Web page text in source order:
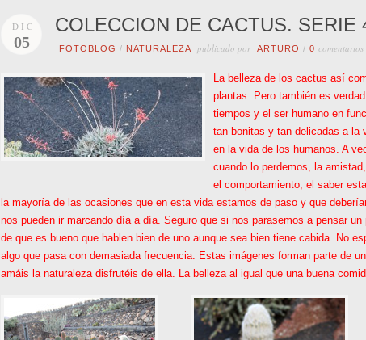
DIC
05
COLECCION DE CACTUS. SERIE
FOTOBLOG / NATURALEZA publicado por ARTURO / 0 comentarios
La belleza de los cactus así
plantas. Pero también es
tiempos y el ser humano en
tan bonitas y tan delicadas a la
en la vida de los humanos. A
cuando lo perdemos, la
el comportamiento, el saber
la mayoría de las ocasiones que en esta vida estamos de paso y que
nos pueden ir marcando día a día. Seguro que si nos parasemos a pensar
de que es bueno que hablen bien de uno aunque sea bien tiene cabida. No
algo que pasa con demasiada frecuencia. Estas imágenes forman parte de
amáis la naturaleza disfrutéis de ella. La belleza al igual que una buena